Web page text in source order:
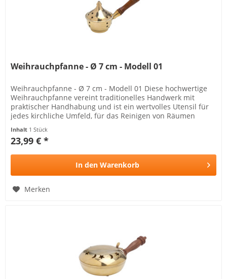
Weihrauchpfanne - Ø 7 cm - Modell 01
Weihrauchpfanne - Ø 7 cm - Modell 01 Diese hochwertige
Weihrauchpfanne vereint traditionelles Handwerk mit
praktischer Handhabung und ist ein wertvolles Utensil für
jedes kirchliche Umfeld, für das Reinigen von Räumen
Inhalt 1 Stück
23,99 € *
In den Warenkorb
Merken